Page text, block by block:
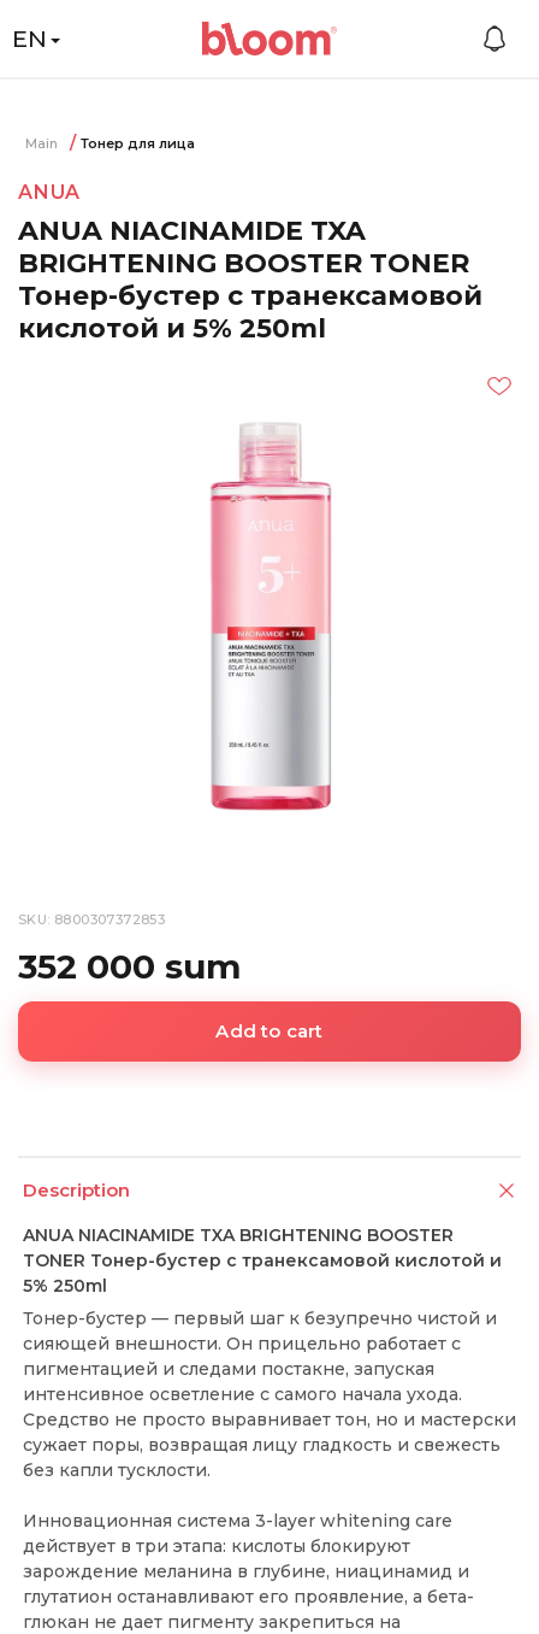
EN
Main Тонер для лица
ANUA
ANUA NIACINAMIDE TXA
BRIGHTENING BOOSTER TONER
Тонер-бустер с транексамовой
кислотой и 5% 250ml
SKU: 8800307372853
352 000 sum
Add to cart
Description
ANUA NIACINAMIDE TXA BRIGHTENING BOOSTER
TONER Тонер-бустер с транексамовой кислотой и
5% 250ml
Тонер-бустер — первый шаг к безупречно чистой и
сияющей внешности. Он прицельно работает с
пигментацией и следами постакне, запуская
интенсивное осветление с самого начала ухода.
Средство не просто выравнивает тон, но и мастерски
сужает поры, возвращая лицу гладкость и свежесть
без капли тусклости.
Инновационная система 3-layer whitening care
действует в три этапа: кислоты блокируют
зарождение меланина в глубине, ниацинамид и
глутатион останавливают его проявление, а бета-
глюкан не дает пигменту закрепиться на